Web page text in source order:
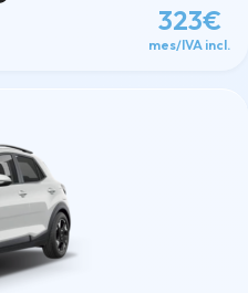
323€
mes/IVA incl.